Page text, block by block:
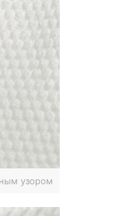
узором